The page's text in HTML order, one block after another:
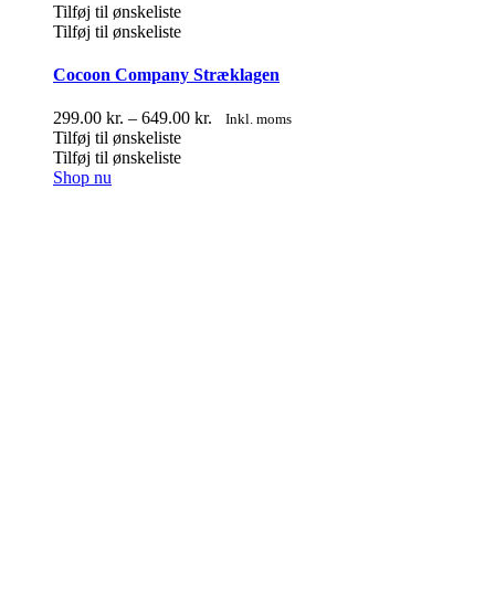
Tilføj til ønskeliste
Tilføj til ønskeliste
Cocoon Company Stræklagen
299.00 kr. – 649.00 kr. Prisinterval:
Inkl. moms
Tilføj til ønskeliste
Tilføj til ønskeliste
Shop nu